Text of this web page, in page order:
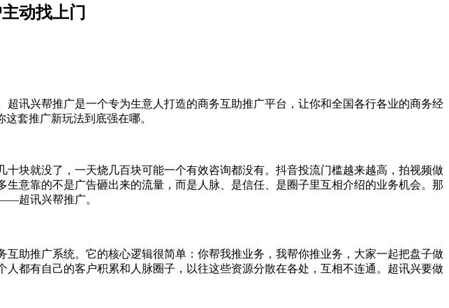
动找上门
讯兴帮推广是一个专为生意人打造的商务互助推广平台，让你和全国各行各业的商务经
套推广新玩法到底强在哪。
块就没了，一天烧几百块可能一个有效咨询都没有。抖音投流门槛越来越高，拍视频做
意靠的不是广告砸出来的流量，而是人脉、是信任、是圈子里互相介绍的业务机会。那
超讯兴帮推广。
助推广系统。它的核心逻辑很简单：你帮我推业务，我帮你推业务，大家一起把盘子做
都有自己的客户积累和人脉圈子，以往这些资源分散在各处，互相不连通。超讯兴要做